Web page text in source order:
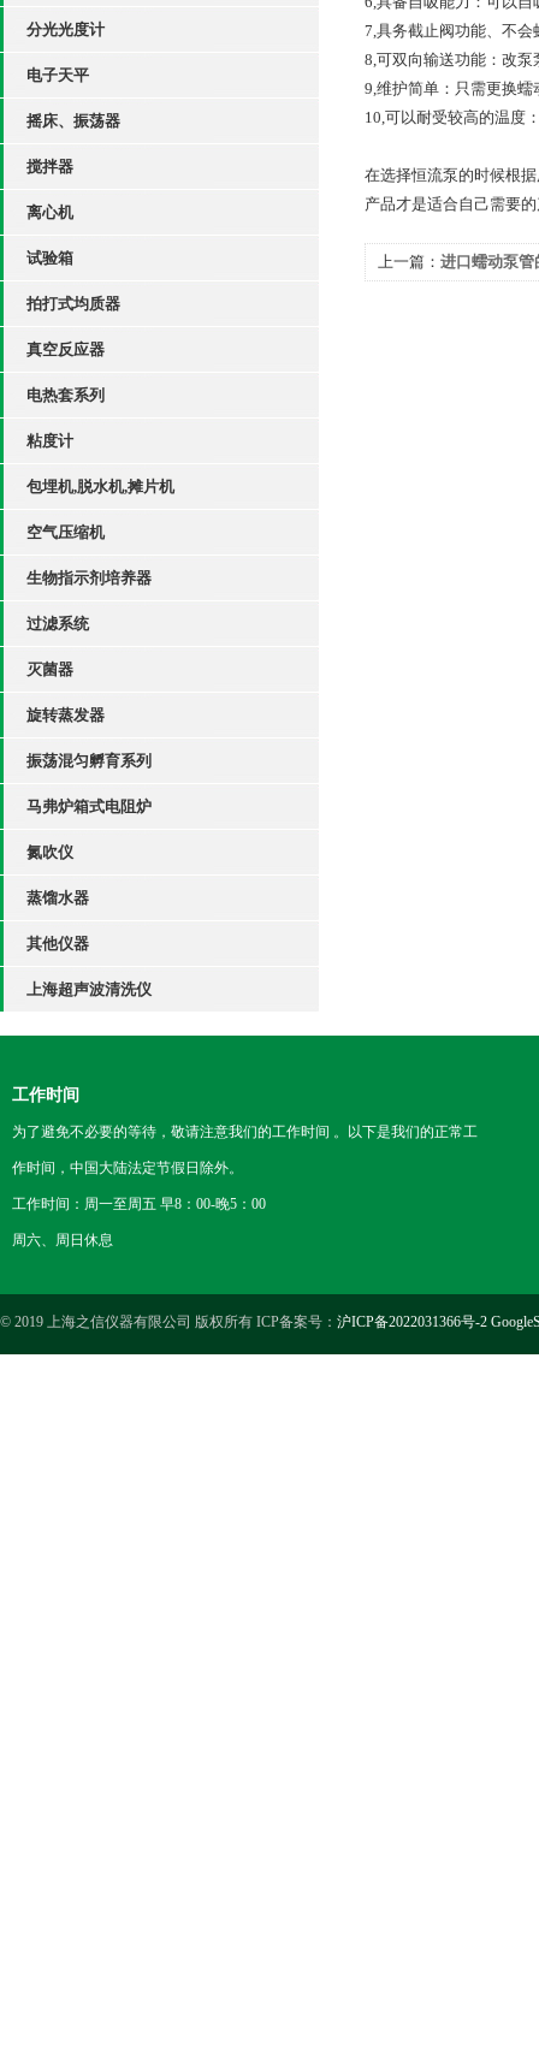
分光光度计
电子天平
摇床、振荡器
搅拌器
离心机
试验箱
拍打式均质器
真空反应器
电热套系列
粘度计
包埋机,脱水机,摊片机
空气压缩机
生物指示剂培养器
过滤系统
灭菌器
旋转蒸发器
振荡混匀孵育系列
马弗炉箱式电阻炉
氮吹仪
蒸馏水器
其他仪器
上海超声波清洗仪
7,具务截止阀功能、不
8,可双向输送功能：改
9,维护简单：只需更换
10,可以耐受较高的温度
在选择恒流泵的时候根
产品才是适合自己需要
上一篇： 进口蠕动泵管
工作时间
为了避免不必要的等待，敬请注意我们的工作时间 。以下是我们的正常工
作时间，中国大陆法定节假日除外。
工作时间：周一至周五 早8：00-晚5：00
周六、周日休息
© 2019 上海之信仪器有限公司 版权所有 ICP备案号： 沪ICP备2022031366号-2